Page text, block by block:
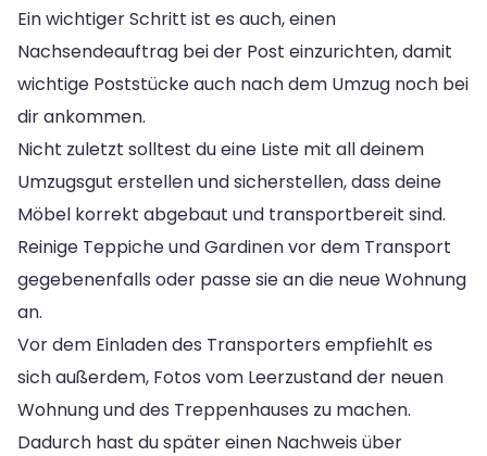
Ein wichtiger Schritt ist es auch, einen
Nachsendeauftrag bei der Post einzurichten, damit
wichtige Poststücke auch nach dem Umzug noch bei
dir ankommen.
Nicht zuletzt solltest du eine Liste mit all deinem
Umzugsgut erstellen und sicherstellen, dass deine
Möbel korrekt abgebaut und transportbereit sind.
Reinige Teppiche und Gardinen vor dem Transport
gegebenenfalls oder passe sie an die neue Wohnung
an.
Vor dem Einladen des Transporters empfiehlt es
sich außerdem, Fotos vom Leerzustand der neuen
Wohnung und des Treppenhauses zu machen.
Dadurch hast du später einen Nachweis über